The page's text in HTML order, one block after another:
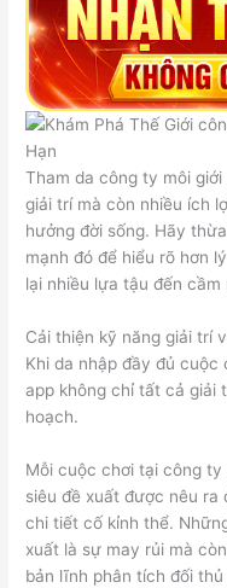
Tham da công ty môi
giải trí mà còn nhiều ích
hưởng đời sống. Hãy
mạnh đó để hiểu rõ hơn
lại nhiều lựa tậu đến cầm
Cải thiện kỹ năng giải trí
Khi da nhập đầy đủ
app không chỉ tất cả giải
hoạch.
Mỗi cuộc chơi tại công
siêu đề xuất được nêu
chi tiết cố kỉnh thể.
xuất là sự may rủi mà
bản lĩnh phân tích đối